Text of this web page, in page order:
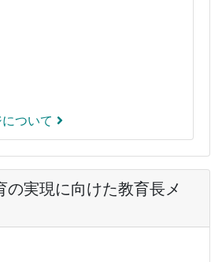
ついて
の実現に向けた教育長メ